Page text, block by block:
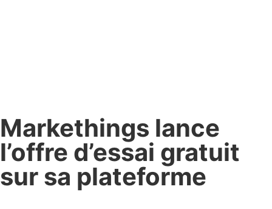
Markethings lance
l’offre d’essai gratuit
sur sa plateforme